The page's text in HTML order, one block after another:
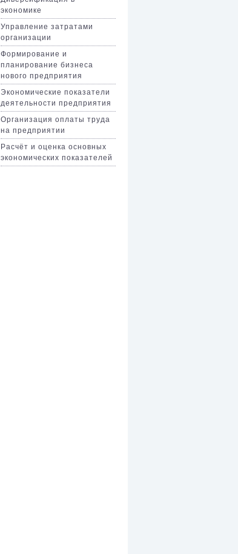
экономике
Управление затратами
организации
Формирование и
планирование бизнеса
нового предприятия
Экономические показатели
деятельности предприятия
Организация оплаты труда
на предприятии
Расчёт и оценка основных
экономических показателей